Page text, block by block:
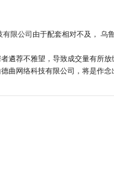
有限公司 由于配套相对不及， 乌
遴荐不雅望，导致成交量有所放
曲网络科技有限公司，将是作念